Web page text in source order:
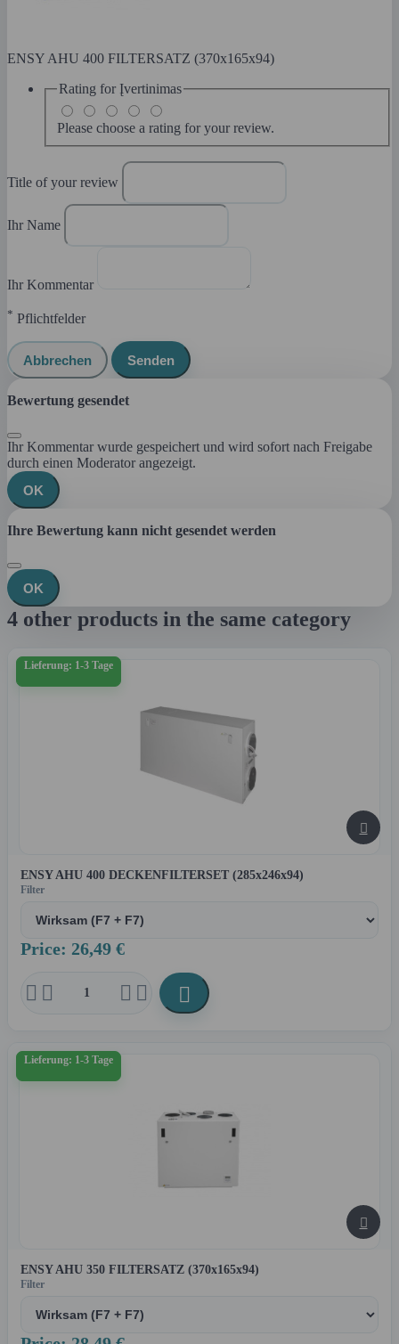
ENSY AHU 400 FILTERSATZ (370x165x94)
Rating for Įvertinimas
Please choose a rating for your review.
Title of your review
Ihr Name
Ihr Kommentar
* Pflichtfelder
Abbrechen Senden
Bewertung gesendet
Ihr Kommentar wurde gespeichert und wird sofort nach Freigabe
durch einen Moderator angezeigt.
OK
Ihre Bewertung kann nicht gesendet werden
OK
4 other products in the same category
Lieferung: 1-3 Tage

ENSY AHU 400 DECKENFILTERSET (285x246x94)
Filter
Price: 26,49 €
    
Lieferung: 1-3 Tage

ENSY AHU 350 FILTERSATZ (370x165x94)
Filter